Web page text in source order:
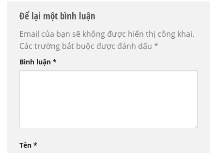
Để lại một bình luận
Email của bạn sẽ không được hiển thị công khai.
Các trường bắt buộc được đánh dấu *
Bình luận *
Tên *